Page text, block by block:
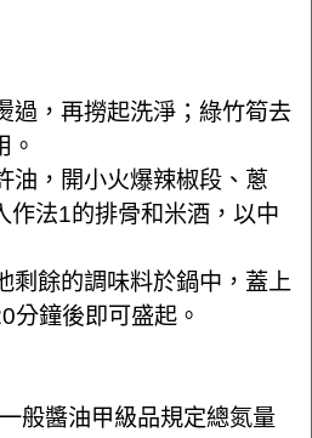
過，再撈起洗淨；綠竹筍去
。
油，開小火爆辣椒段、蔥
作法1的排骨和米酒，以中
剩餘的調味料於鍋中，蓋上
分鐘後即可盛起。
般醬油甲級品規定總氮量